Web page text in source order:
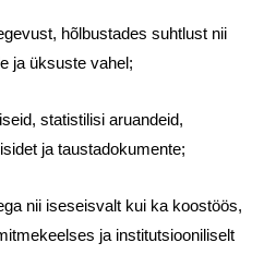
hõlbustades suhtlust nii
ja üksuste vahel;
statistilisi aruandeid,
ja taustadokumente;
nii iseseisvalt kui ka koostöös,
ja institutsiooniliselt